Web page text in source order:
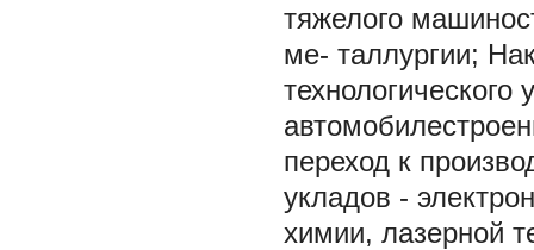
тяжелого
ме- таллургии;
переход к
укладов -
химии, лазерной